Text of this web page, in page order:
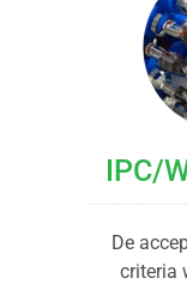
IPC/
De
criteria